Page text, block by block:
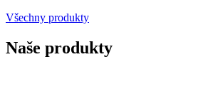
Všechny produkty
Naše produkty